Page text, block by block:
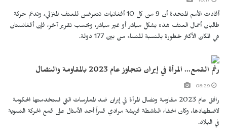
أفادت الأمم المتحدة أن 9 من كل 10 أفغانيات تتعرضن للعنف المنزلي، وتدعم حركة
طالبان أعمال العنف هذه بشكل مباشر أو غير مباشر، وبحسب تقرير آخر، فإن أفغانستان
هي المكان الأكثر خطورة بالنسبة للنساء من بين 177 دولة.
رغم القمع... المرأة في إيران تتجاوز عام 2023 بالمقاومة والنضال
رافق عام 2023 مقاومة ونضال المرأة في إيران ضد الممارسات التي استخدمتها الحكومة
لاضطهادها، وكان اخفاء الناشطة فريشة مرادي قسراً أحد الأمثال على قمع الحركة النسوية
في البلاد.